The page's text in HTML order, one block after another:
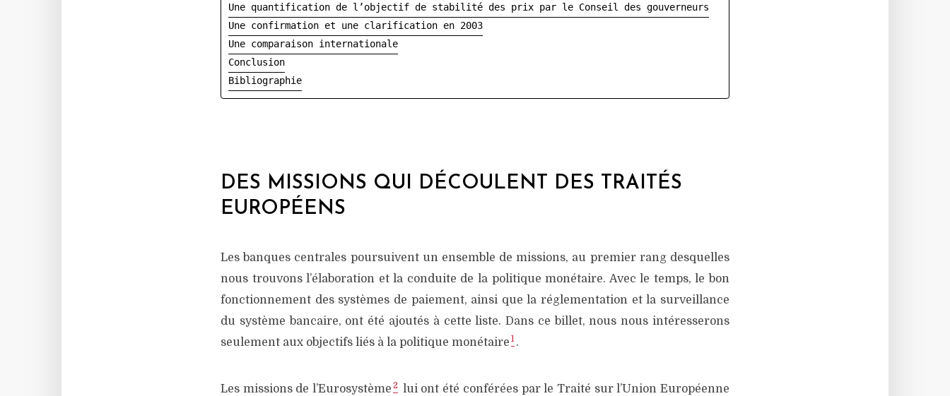
Une quantification de l’objectif de stabilité des prix par le Conseil des gouverneurs
Une confirmation et une clarification en 2003
Une comparaison internationale
Conclusion
Bibliographie
DES MISSIONS QUI DÉCOULENT DES TRAITÉS
EUROPÉENS
Les banques centrales poursuivent un ensemble de missions, au premier rang desquelles
nous trouvons l’élaboration et la conduite de la politique monétaire. Avec le temps, le bon
fonctionnement des systèmes de paiement, ainsi que la réglementation et la surveillance
du système bancaire, ont été ajoutés à cette liste. Dans ce billet, nous nous intéresserons
seulement aux objectifs liés à la politique monétaire 1 .
Les missions de l’Eurosystème 2 lui ont été conférées par le Traité sur l’Union Européenne